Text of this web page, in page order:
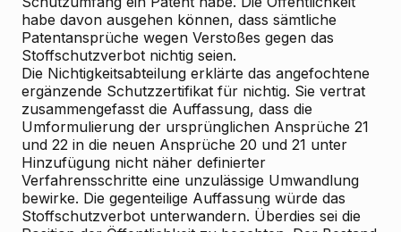
habe davon ausgehen können, dass sämtliche
Patentansprüche wegen Verstoßes gegen das
Stoffschutzverbot nichtig seien.
Die Nichtigkeitsabteilung erklärte das angefochtene
ergänzende Schutzzertifikat für nichtig. Sie vertrat
zusammengefasst die Auffassung, dass die
Umformulierung der ursprünglichen Ansprüche 21
und 22 in die neuen Ansprüche 20 und 21 unter
Hinzufügung nicht näher definierter
Verfahrensschritte eine unzulässige Umwandlung
bewirke. Die gegenteilige Auffassung würde das
Stoffschutzverbot unterwandern. Überdies sei die